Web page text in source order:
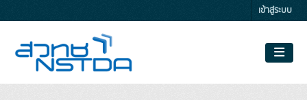
เข้าสู่ระบบ